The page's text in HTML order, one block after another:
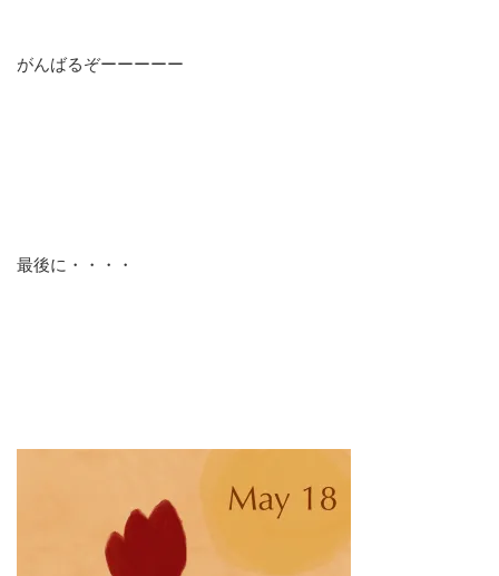
がんばるぞーーーーー
最後に・・・・